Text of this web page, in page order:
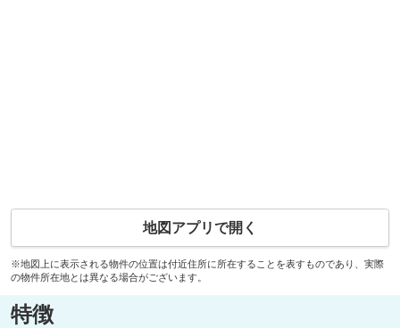
地図アプリで開く
※地図上に表示される物件の位置は付近住所に所在することを表すものであり、実際
の物件所在地とは異なる場合がございます。
特徴